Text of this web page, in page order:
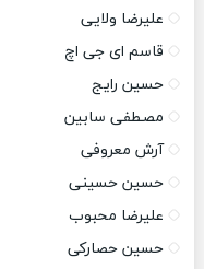
علیرضا ولایی
قاسم ای جی اچ
حسین رایج
مصطفی سابین
آرش معروفی
حسین حسینی
علیرضا محبوب
حسین حصارکی